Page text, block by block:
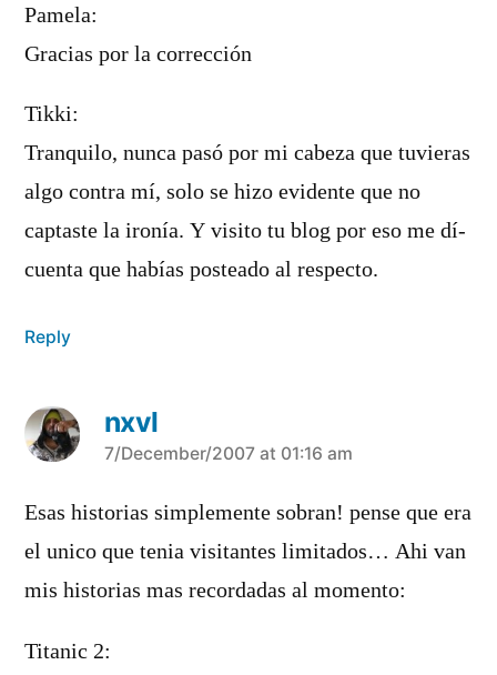
Pamela:
Gracias por la corrección
Tikki:
Tranquilo, nunca pasó por mi cabeza que tuvieras
algo contra mí­, solo se hizo evidente que no
captaste la ironí­a. Y visito tu blog por eso me dí­
cuenta que habí­as posteado al respecto.
Reply
nxvl
says:
7/December/2007 at 01:16 am
Esas historias simplemente sobran! pense que era
el unico que tenia visitantes limitados… Ahi van
mis historias mas recordadas al momento:
Titanic 2: